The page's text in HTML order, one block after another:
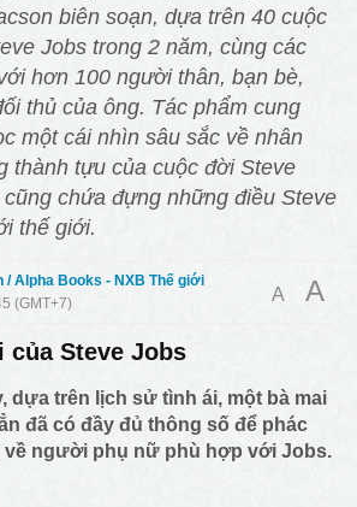
biên soạn, dựa trên 40 cuộc
Jobs trong 2 năm, cùng các
hơn 100 người thân, bạn bè,
thủ của ông. Tác phẩm cung
một cái nhìn sâu sắc về nhân
thành tựu của cuộc đời Steve
chứa đựng những điều Steve
thế giới.
/ Alpha Books - NXB Thế giới
(GMT+7)
A A
Steve Jobs
dựa trên lịch sử tình ái, một bà mai
đã có đầy đủ thông số để phác
về người phụ nữ phù hợp với Jobs.